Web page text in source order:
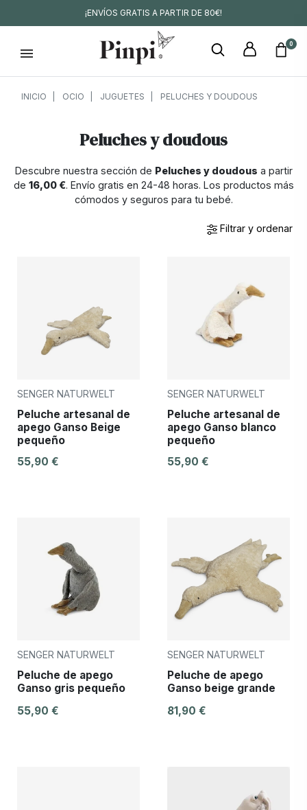
¡ENVÍOS GRATIS A PARTIR DE 80€!
0
INICIO OCIO JUGUETES PELUCHES Y DOUDOUS
Peluches y doudous
Descubre nuestra sección de Peluches y doudous a partir
de 16,00 €. Envío gratis en 24-48 horas. Los productos más
cómodos y seguros para tu bebé.
Filtrar y ordenar
SENGER NATURWELT
Peluche artesanal de
apego Ganso Beige
pequeño
55,90 €
SENGER NATURWELT
Peluche artesanal de
apego Ganso blanco
pequeño
55,90 €
SENGER NATURWELT
Peluche de apego
Ganso gris pequeño
55,90 €
SENGER NATURWELT
Peluche de apego
Ganso beige grande
81,90 €